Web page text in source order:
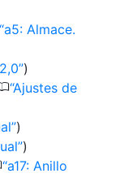
a5: Almace.
)
Ajustes de
)
)
a17: Anillo